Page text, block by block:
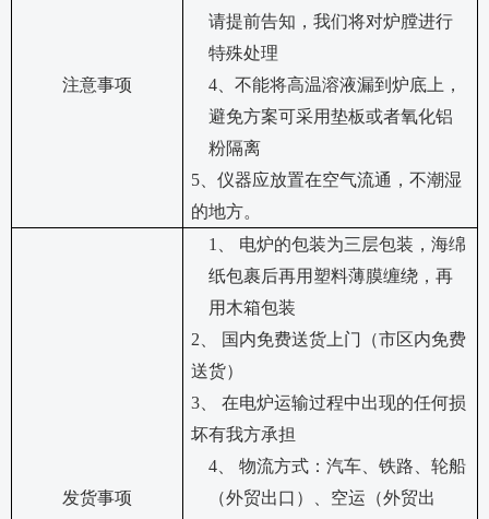
注意事项
请提前告知，我们将对炉膛进行
特殊处理
4、不能将高温溶液漏到炉底上，
避免方案可采用垫板或者氧化铝
粉隔离
5、仪器应放置在空气流通，不潮湿
的地方。
发货事项
1、 电炉的包装为三层包装，海绵
纸包裹后再用塑料薄膜缠绕，再
用木箱包装
2、 国内免费送货上门（市区内免费
送货）
3、 在电炉运输过程中出现的任何损
坏有我方承担
4、 物流方式：汽车、铁路、轮船
（外贸出口）、空运（外贸出